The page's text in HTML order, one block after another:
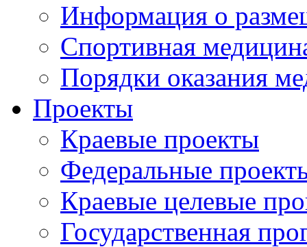
Информация о
Спортивная
Порядки оказания
Проекты
Краевые проекты
Федеральные
Краевые целевые
Государственная